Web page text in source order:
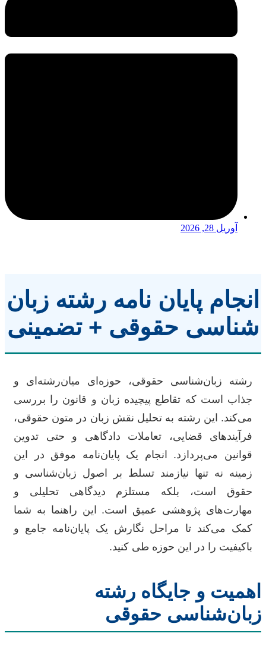
آوریل 28, 2026
انجام پایان نامه رشته زبان
شناسی حقوقی + تضمینی
رشته زبان‌شناسی حقوقی، حوزه‌ای میان‌رشته‌ای و
جذاب است که تقاطع پیچیده زبان و قانون را بررسی
می‌کند. این رشته به تحلیل نقش زبان در متون حقوقی،
فرآیندهای قضایی، تعاملات دادگاهی و حتی تدوین
قوانین می‌پردازد. انجام یک پایان‌نامه موفق در این
زمینه نه تنها نیازمند تسلط بر اصول زبان‌شناسی و
حقوق است، بلکه مستلزم دیدگاهی تحلیلی و
مهارت‌های پژوهشی عمیق است. این راهنما به شما
کمک می‌کند تا مراحل نگارش یک پایان‌نامه جامع و
باکیفیت را در این حوزه طی کنید.
اهمیت و جایگاه رشته
زبان‌شناسی حقوقی